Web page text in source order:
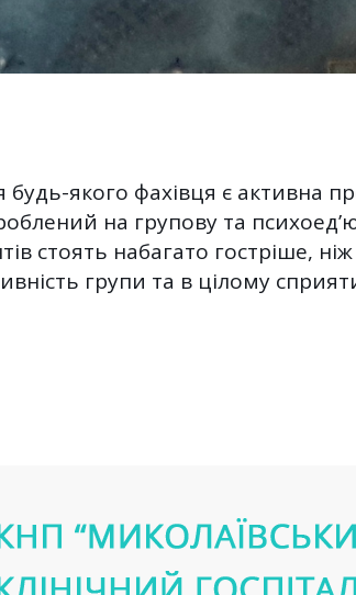
якого фахівця є активна
на групову та
стоять набагато гостріше,
групи та в цілому